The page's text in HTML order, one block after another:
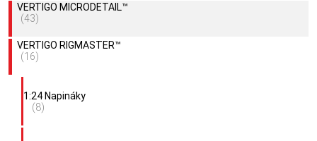
VERTIGO MICRODETAIL™
(43)
VERTIGO RIGMASTER™
(16)
1:24 Napináky
(8)